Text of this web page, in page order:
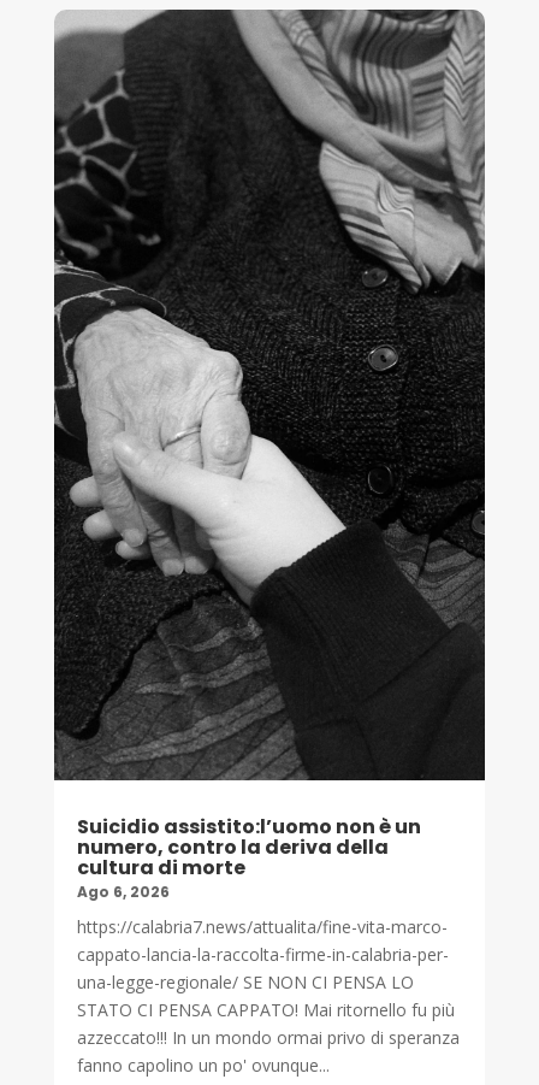
Suicidio assistito:l’uomo non è un
numero, contro la deriva della
cultura di morte
Ago 6, 2026
https://calabria7.news/attualita/fine-vita-marco-
cappato-lancia-la-raccolta-firme-in-calabria-per-
una-legge-regionale/ SE NON CI PENSA LO
STATO CI PENSA CAPPATO! Mai ritornello fu più
azzeccato!!! In un mondo ormai privo di speranza
fanno capolino un po' ovunque...